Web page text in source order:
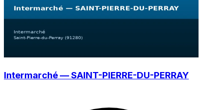
Intermarché — SAINT-PIERRE-DU-PERRAY